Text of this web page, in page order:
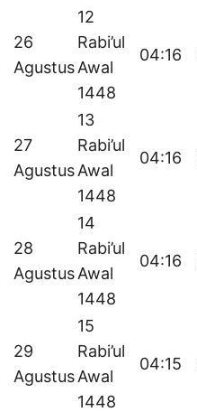
26
Agustus
12
Rabi’ul
Awal
1448
04:16
27
Agustus
13
Rabi’ul
Awal
1448
04:16
28
Agustus
14
Rabi’ul
Awal
1448
04:16
29
Agustus
15
Rabi’ul
Awal
1448
04:15